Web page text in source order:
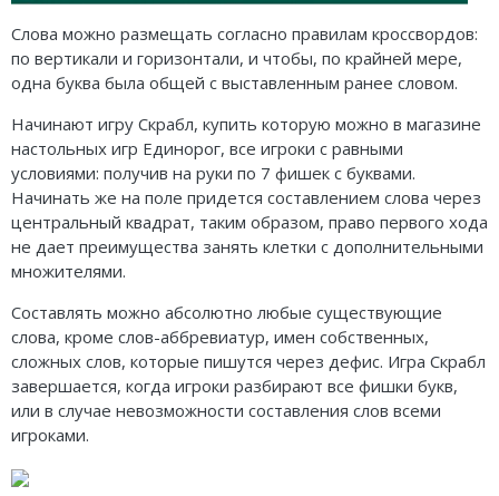
Слова можно размещать согласно правилам кроссвордов:
по вертикали и горизонтали, и чтобы, по крайней мере,
одна буква была общей с выставленным ранее словом.
Начинают игру Скрабл, купить которую можно в магазине
настольных игр Единорог, все игроки с равными
условиями: получив на руки по 7 фишек с буквами.
Начинать же на поле придется составлением слова через
центральный квадрат, таким образом, право первого хода
не дает преимущества занять клетки с дополнительными
множителями.
Составлять можно абсолютно любые существующие
слова, кроме слов-аббревиатур, имен собственных,
сложных слов, которые пишутся через дефис. Игра Скрабл
завершается, когда игроки разбирают все фишки букв,
или в случае невозможности составления слов всеми
игроками.